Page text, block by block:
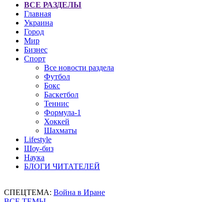
ВСЕ РАЗДЕЛЫ
Главная
Украина
Город
Мир
Бизнес
Спорт
Все новости раздела
Футбол
Бокс
Баскетбол
Теннис
Формула-1
Хоккей
Шахматы
Lifestyle
Шоу-биз
Наука
БЛОГИ ЧИТАТЕЛЕЙ
СПЕЦТЕМА: Война в Иране